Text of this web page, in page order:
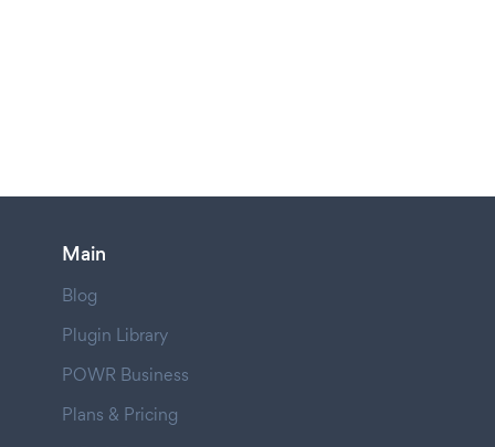
Main
Blog
Plugin Library
POWR Business
Plans & Pricing